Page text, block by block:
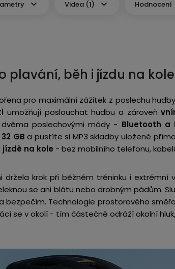
Videa (1) Hodnocení
plavání, běh i jízdu na kole
pro maximální zážitek z poslechu
umožňují poslouchat hudbu a zároveň
poslechovými módy - Bluetooth a
GB a pustíte si MP3 skladby uložené
na kole - bez mobilního telefonu,
držela krok při běžném tréninku i
se ani blátu nebo drobným pádům.
bezpečím. Technologie prostorového
se v okolí - tím částečně odráží okolní